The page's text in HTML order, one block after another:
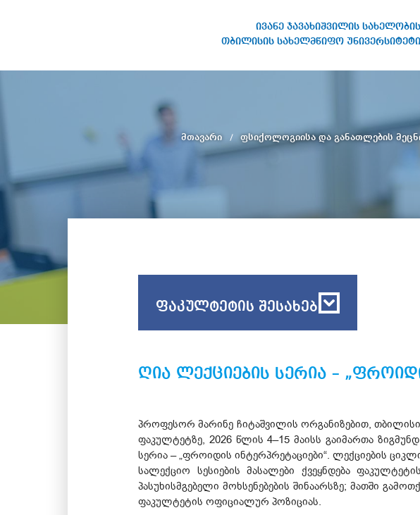
ივანე ჯავახიშვილის სახელობის
თბილისის სახელმწიფო უნივერსიტეტი
სახელობის თბილისის
მთავარი ფსიქოლოგიისა და განათლების
ფაკულტეტის შესახებ
ღია ლექციების სერია –
პროფესორ მარინე ჩიტაშვილის ორგანიზებით,
ფაკულტეტზე, 2026 წლის 4–15 მაისს გაიმართა
სერია – „ფროიდის ინტერპრეტაციები“. ლექციების
სალექციო სესიების მასალები ქვეყნდება
პასუხისმგებელი მოხსენებების შინაარსზე; მათში
ფაკულტეტის ოფიციალურ პოზიციას.